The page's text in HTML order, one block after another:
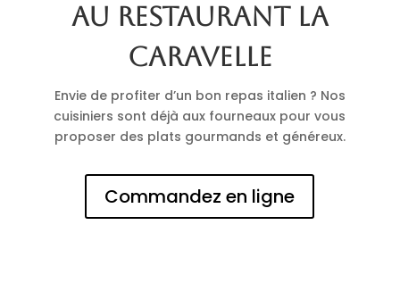
au restaurant La
Caravelle
Envie de profiter d’un bon repas italien ? Nos
cuisiniers sont déjà aux fourneaux pour vous
proposer des plats gourmands et généreux.
Commandez en ligne